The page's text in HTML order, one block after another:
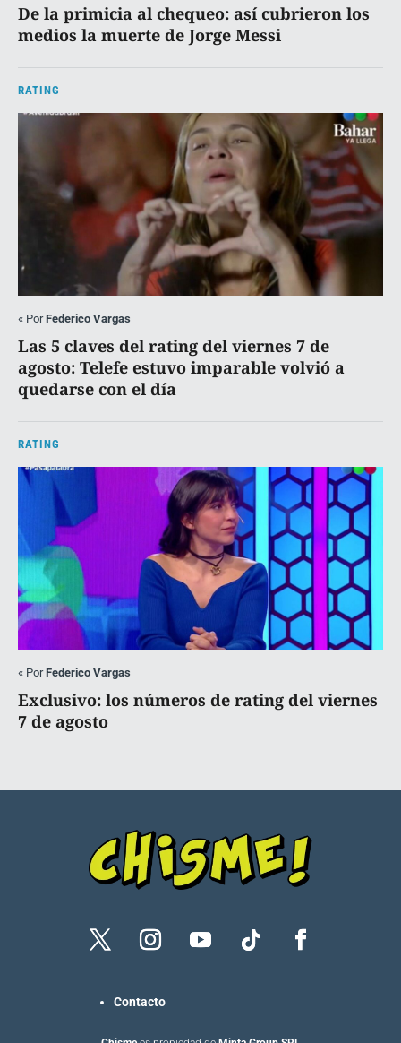
De la primicia al chequeo: así cubrieron los
medios la muerte de Jorge Messi
RATING
« PorFederico Vargas
Las 5 claves del rating del viernes 7 de
agosto: Telefe estuvo imparable volvió a
quedarse con el día
RATING
« PorFederico Vargas
Exclusivo: los números de rating del viernes
7 de agosto
Contacto